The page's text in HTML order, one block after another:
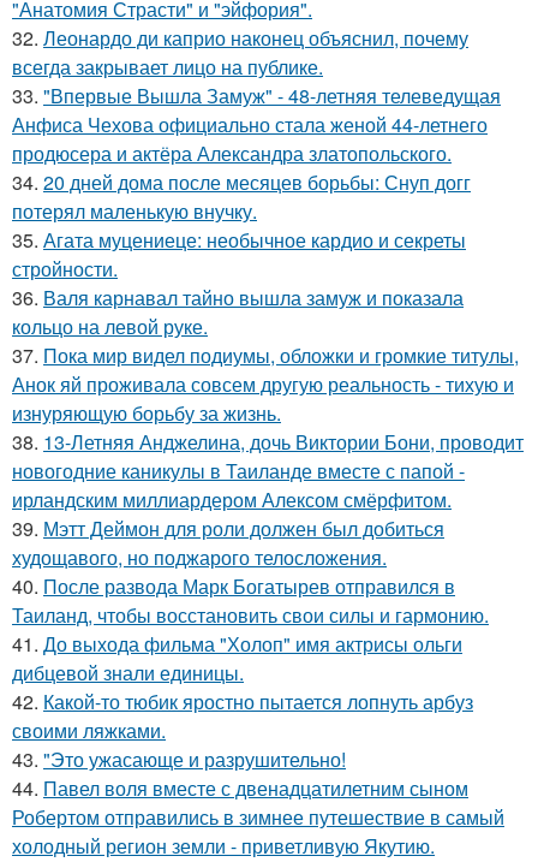
"Анатомия Страсти" и "эйфория".
32. Леонардо ди каприо наконец объяснил, почему
всегда закрывает лицо на публике.
33. "Впервые Вышла Замуж" - 48-летняя телеведущая
Анфиса Чехова официально стала женой 44-летнего
продюсера и актёра Александра златопольского.
34. 20 дней дома после месяцев борьбы: Снуп догг
потерял маленькую внучку.
35. Агата муцениеце: необычное кардио и секреты
стройности.
36. Валя карнавал тайно вышла замуж и показала
кольцо на левой руке.
37. Пока мир видел подиумы, обложки и громкие титулы,
Анок яй проживала совсем другую реальность - тихую и
изнуряющую борьбу за жизнь.
38. 13-Летняя Анджелина, дочь Виктории Бони, проводит
новогодние каникулы в Таиланде вместе с папой -
ирландским миллиардером Алексом смёрфитом.
39. Мэтт Деймон для роли должен был добиться
худощавого, но поджарого телосложения.
40. После развода Марк Богатырев отправился в
Таиланд, чтобы восстановить свои силы и гармонию.
41. До выхода фильма "Холоп" имя актрисы ольги
дибцевой знали единицы.
42. Какой-то тюбик яростно пытается лопнуть арбуз
своими ляжками.
43. "Это ужасающе и разрушительно!
44. Павел воля вместе с двенадцатилетним сыном
Робертом отправились в зимнее путешествие в самый
холодный регион земли - приветливую Якутию.